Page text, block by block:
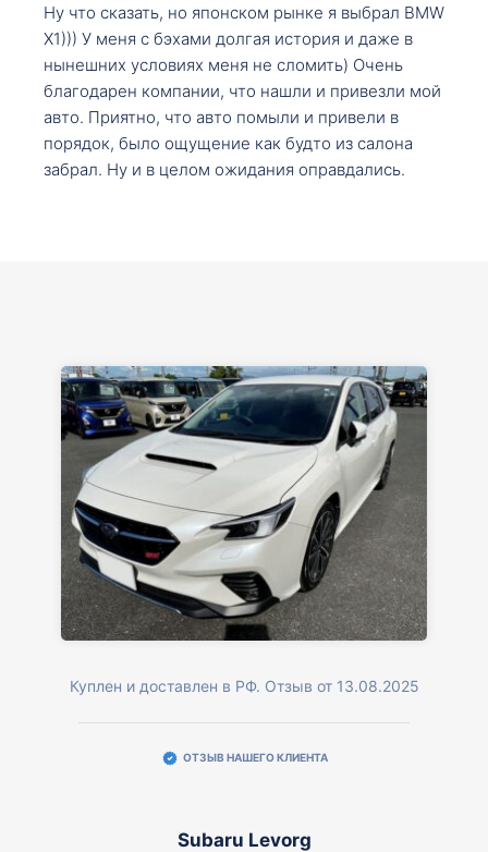
Ну что сказать, но японском рынке я выбрал BMW
X1))) У меня с бэхами долгая история и даже в
нынешних условиях меня не сломить) Очень
благодарен компании, что нашли и привезли мой
авто. Приятно, что авто помыли и привели в
порядок, было ощущение как будто из салона
забрал. Ну и в целом ожидания оправдались.
Куплен и доставлен в РФ. Отзыв от 13.08.2025
ОТЗЫВ НАШЕГО КЛИЕНТА
Subaru Levorg